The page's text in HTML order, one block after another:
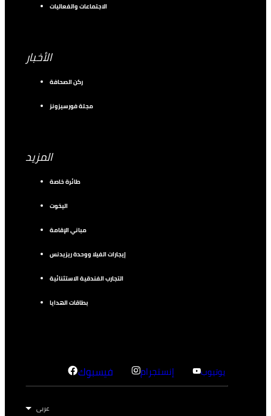
الاجتماعات والفعاليات
الأخبار
ركن الصحافة
مجلة فورسيزونز
المزيد
طائرة خاصة
اليخوت
مباني الإقامة
إيجارات الفيلا ووحدة ريزيدنس
التجارب الفندقية الاستثنائية
بطاقات الهدايا
فيسبوك إنستجرام يوتيوب